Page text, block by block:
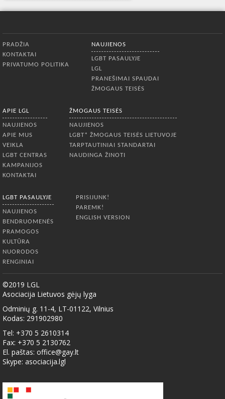
nusikaltimo. Kaip antradienį pranešė
PRADŽIA
KONTAKTAI
PRIVATUMO POLITIKA
NAUJIENOS
LGBT PASAULYJE
LGL
PRANEŠIMAI SPAUDAI
ŽMOGAUS TEISĖS
APIE LGL
NAUJIENOS
APIE MUS
VEIKLA
LGBT CENTRAS
KAMPANIJOS
KONTAKTAI
ŽMOGAUS TEISĖS
NAUJIENOS
LGBT* ŽMOGAUS TEISĖS LIETUVOJE
TARPTAUTINIAI STANDARTAI
NAUDINGA ŽINOTI
LGBT PASAULYJE
NAUJIENOS
BENDRUOMENĖS
PRAMOGOS
KULTŪRA
NUORODOS
RENGINIAI
PRISIJUNK!
PAREMK!
ENGLISH VERSION
©2019 LGL
Asociacija Lietuvos gėjų lyga
Odminių g. 11-4, LT-01122, Vilnius
Kodas: 291902980
Tel: +370 5 2610314
Fax: +370 5 2130762
El. paštas: office@gay.lt
Skype: asociacija.lgl